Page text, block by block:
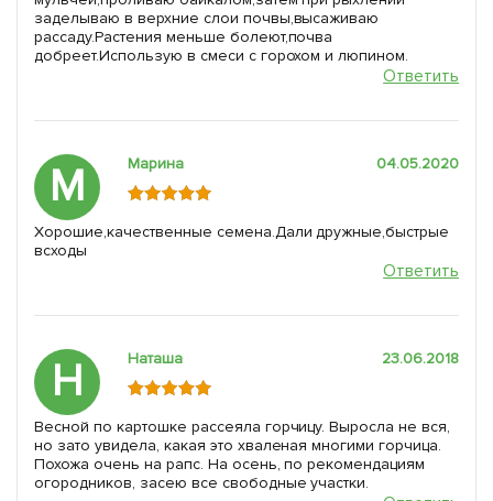
заделываю в верхние слои почвы,высаживаю
рассаду.Растения меньше болеют,почва
добреет.Использую в смеси с горохом и люпином.
Ответить
М Марина 04.05.2020
Хорошие,качественные семена.Дали дружные,быстрые
всходы
Ответить
Н Наташа 23.06.2018
Весной по картошке рассеяла горчицу. Выросла не вся,
но зато увидела, какая это хваленая многими горчица.
Похожа очень на рапс. На осень, по рекомендациям
огородников, засею все свободные участки.